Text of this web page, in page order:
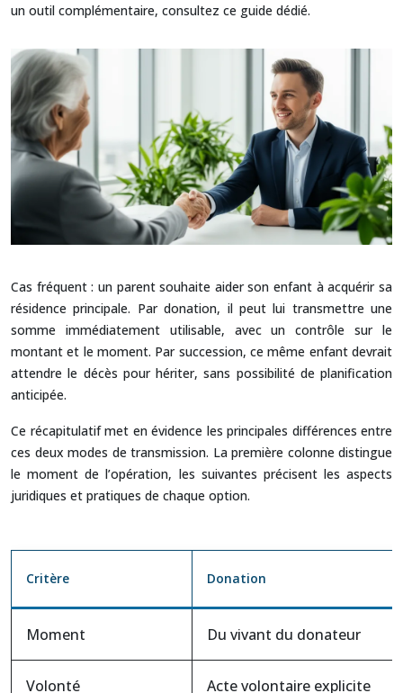
un outil complémentaire, consultez ce guide dédié.
Cas fréquent : un parent souhaite aider son enfant à acquérir sa
résidence principale. Par donation, il peut lui transmettre une
somme immédiatement utilisable, avec un contrôle sur le
montant et le moment. Par succession, ce même enfant devrait
attendre le décès pour hériter, sans possibilité de planification
anticipée.
Ce récapitulatif met en évidence les principales différences entre
ces deux modes de transmission. La première colonne distingue
le moment de l’opération, les suivantes précisent les aspects
juridiques et pratiques de chaque option.
Critère Donation
Moment Du vivant du donateur
Volonté Acte volontaire explicite